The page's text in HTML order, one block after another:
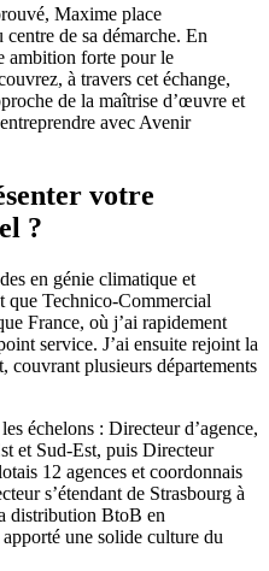
Maxime place
centre de sa démarche. En
ambition forte pour le
à travers cet échange,
de la maîtrise d’œuvre et
avec Avenir
votre
?
en génie climatique et
que Technico-Commercial
France, où j’ai rapidement
service. J’ai ensuite rejoint la
couvrant plusieurs départements
échelons : Directeur d’agence,
et Sud-Est, puis Directeur
12 agences et coordonnais
s’étendant de Strasbourg à
distribution BtoB en
une solide culture du